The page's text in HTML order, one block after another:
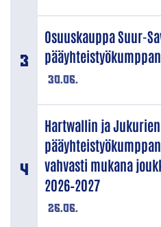
30.06.
Osuuskauppa Suur-
26.06.
Hartwallin ja
vahvasti mukana
2026–2027